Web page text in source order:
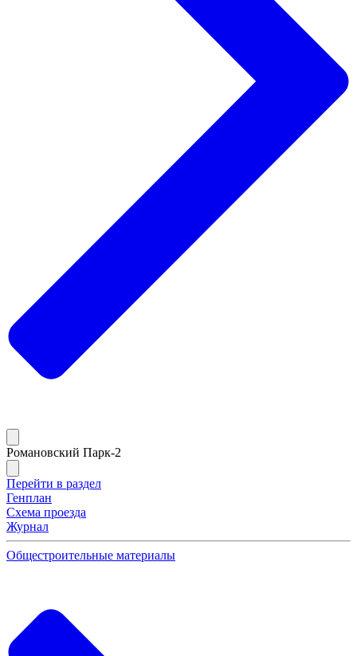
Романовский Парк-2
Перейти в раздел
Генплан
Схема проезда
Журнал
Общестроительные материалы